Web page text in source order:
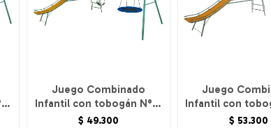
Juego Combinado
Infantil con tobogán N°5.
1hamacas de cincha y 1
$ 49.300
Juego
Infantil con
1hamacas de
$ 53.300